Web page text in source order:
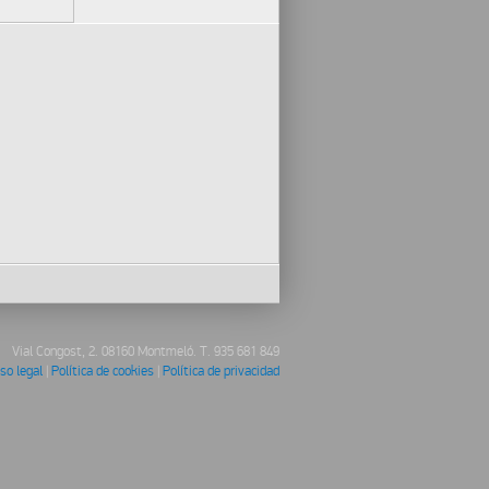
Vial Congost, 2. 08160 Montmeló. T. 935 681 849
legal Política de cookies Política de privacidad